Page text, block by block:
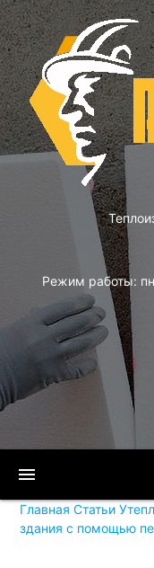
Режим работы:
menu
Главная Статьи
здания с помощью